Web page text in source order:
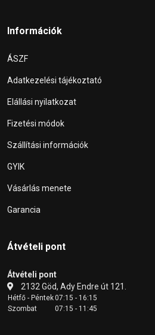
Információk
ÁSZF
Adatkezelési tájékoztató
Elállási nyilatkozat
Fizetési módok
Szállítási információk
GYIK
Vásárlás menete
Garancia
Átvételi pont
Átvételi pont
2132 Göd, Ady Endre út 121.
Hétfő - Péntek07:15 - 16:15
Szombat
07:15 - 11:45